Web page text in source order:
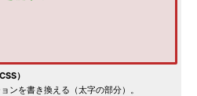
）
ンを書き換える（太字の部分）。